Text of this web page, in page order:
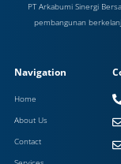
PT Arkabumi Sinergi
pembangunan
Navigation
Home
About Us
Contact